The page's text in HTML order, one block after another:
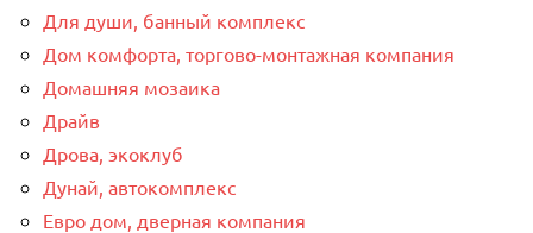
Для души, банный комплекс
Дом комфорта, торгово-монтажная компания
Домашняя мозаика
Драйв
Дрова, экоклуб
Дунай, автокомплекс
Евро дом, дверная компания